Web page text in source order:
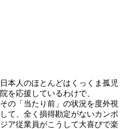
日本人のほとんどはくっくま孤児
院を応援しているわけで、
その「当たり前」の状況を度外視
して、全く損得勘定がないカンボ
ジア従業員がこうして大喜びで楽